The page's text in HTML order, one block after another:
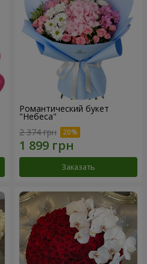
Романтический букет
"Небеса"
2 374 грн
Заказать